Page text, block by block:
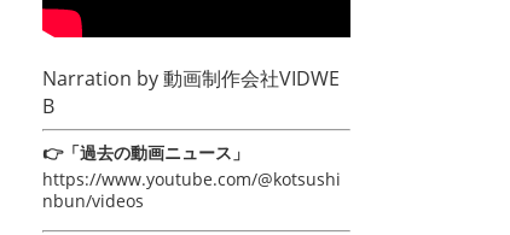
Narration by動画制作会社VIDWE
B
👉「過去の動画ニュース」
https://www.youtube.com/@kotsushi
nbun/videos